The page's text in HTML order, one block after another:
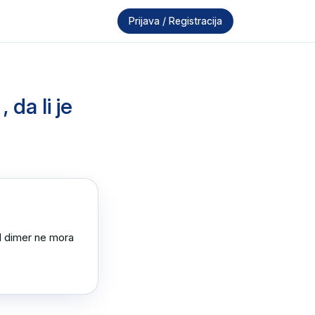
Prijava / Registracija
da li je
ne mora